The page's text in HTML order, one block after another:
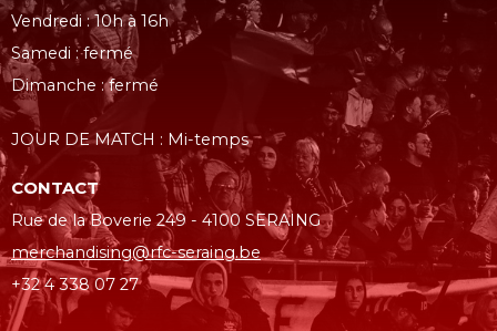
Vendredi : 10h à 16h
Samedi : fermé
Dimanche : fermé
JOUR DE MATCH : Mi-temps
CONTACT
Rue de la Boverie 249 - 4100 SERAING
merchandising@rfc-seraing.be
+32 4 338 07 27